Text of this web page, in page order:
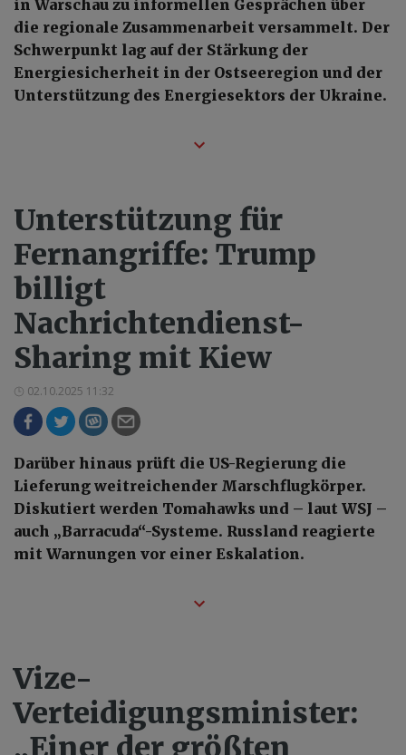
in Warschau zu informellen Gesprächen über
die regionale Zusammenarbeit versammelt. Der
Schwerpunkt lag auf der Stärkung der
Energiesicherheit in der Ostseeregion und der
Unterstützung des Energiesektors der Ukraine.
Unterstützung für
Fernangriffe: Trump
billigt
Nachrichtendienst-
Sharing mit Kiew
02.10.2025 11:32
Darüber hinaus prüft die US-Regierung die
Lieferung weitreichender Marschflugkörper.
Diskutiert werden Tomahawks und – laut WSJ –
auch „Barracuda“-Systeme. Russland reagierte
mit Warnungen vor einer Eskalation.
Vize-
Verteidigungsminister:
„Einer der größten